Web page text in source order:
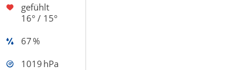
gefühlt
16° / 15°
67 %
1019 hPa